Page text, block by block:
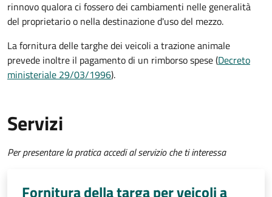
rinnovo qualora ci fossero dei cambiamenti nelle generalità
del proprietario o nella destinazione d'uso del mezzo.
La fornitura delle targhe dei veicoli a trazione animale
prevede inoltre il pagamento di un rimborso spese (Decreto
ministeriale 29/03/1996).
Servizi
Per presentare la pratica accedi al servizio che ti interessa
Fornitura della targa per veicoli a